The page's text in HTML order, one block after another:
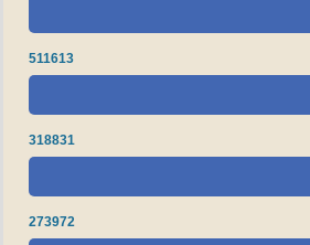
511613
318831
273972